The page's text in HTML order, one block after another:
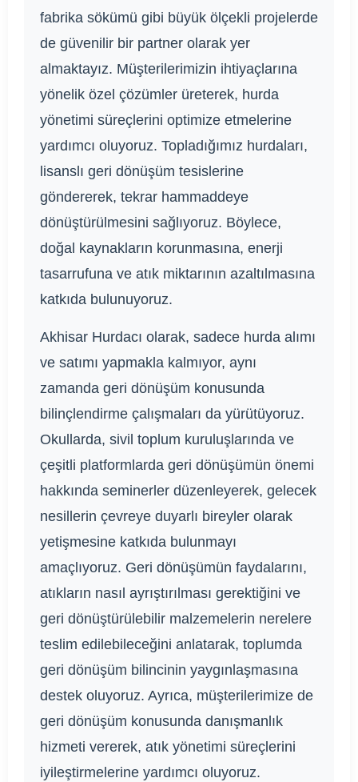
fabrika sökümü gibi büyük ölçekli projelerde
de güvenilir bir partner olarak yer
almaktayız. Müşterilerimizin ihtiyaçlarına
yönelik özel çözümler üreterek, hurda
yönetimi süreçlerini optimize etmelerine
yardımcı oluyoruz. Topladığımız hurdaları,
lisanslı geri dönüşüm tesislerine
göndererek, tekrar hammaddeye
dönüştürülmesini sağlıyoruz. Böylece,
doğal kaynakların korunmasına, enerji
tasarrufuna ve atık miktarının azaltılmasına
katkıda bulunuyoruz.
Akhisar Hurdacı olarak, sadece hurda alımı
ve satımı yapmakla kalmıyor, aynı
zamanda geri dönüşüm konusunda
bilinçlendirme çalışmaları da yürütüyoruz.
Okullarda, sivil toplum kuruluşlarında ve
çeşitli platformlarda geri dönüşümün önemi
hakkında seminerler düzenleyerek, gelecek
nesillerin çevreye duyarlı bireyler olarak
yetişmesine katkıda bulunmayı
amaçlıyoruz. Geri dönüşümün faydalarını,
atıkların nasıl ayrıştırılması gerektiğini ve
geri dönüştürülebilir malzemelerin nerelere
teslim edilebileceğini anlatarak, toplumda
geri dönüşüm bilincinin yaygınlaşmasına
destek oluyoruz. Ayrıca, müşterilerimize de
geri dönüşüm konusunda danışmanlık
hizmeti vererek, atık yönetimi süreçlerini
iyileştirmelerine yardımcı oluyoruz.